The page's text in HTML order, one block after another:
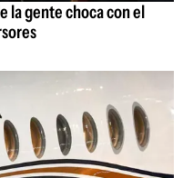
la gente choca con el